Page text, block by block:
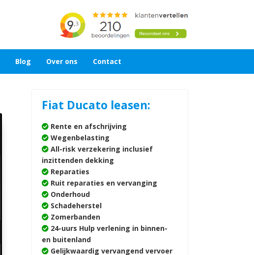
Blog Over ons Contact
Fiat Ducato leasen:
Rente en afschrijving
Wegenbelasting
All-risk verzekering inclusief
inzittenden dekking
Reparaties
Ruit reparaties en vervanging
Onderhoud
Schadeherstel
Zomerbanden
24-uurs Hulp verlening in binnen-
en buitenland
Gelijkwaardig vervangend vervoer